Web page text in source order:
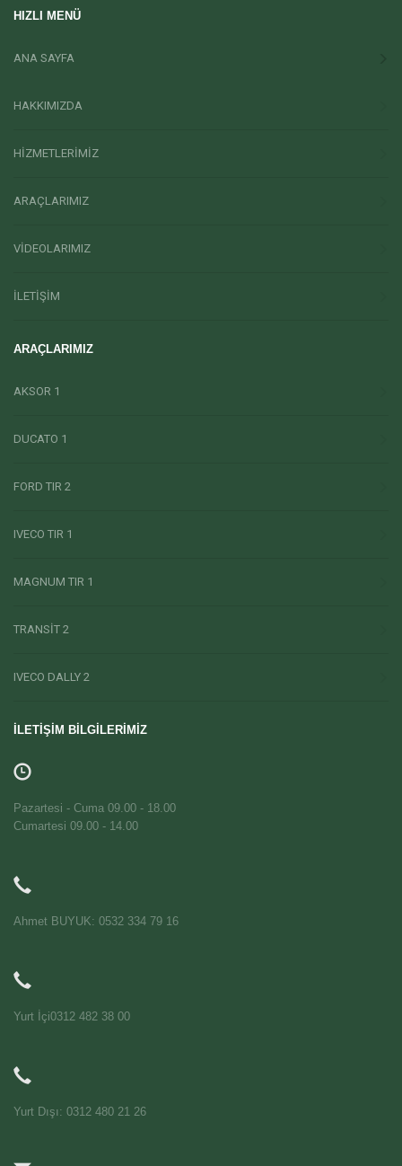
HIZLI MENÜ
ANA SAYFA
HAKKIMIZDA
HİZMETLERİMİZ
ARAÇLARIMIZ
VİDEOLARIMIZ
İLETİŞİM
ARAÇLARIMIZ
AKSOR 1
DUCATO 1
FORD TIR 2
IVECO TIR 1
MAGNUM TIR 1
TRANSİT 2
IVECO DALLY 2
İLETİŞİM BİLGİLERİMİZ
Pazartesi - Cuma 09.00 - 18.00
Cumartesi 09.00 - 14.00
Ahmet BUYUK: 0532 334 79 16
Yurt İçi0312 482 38 00
Yurt Dışı: 0312 480 21 26